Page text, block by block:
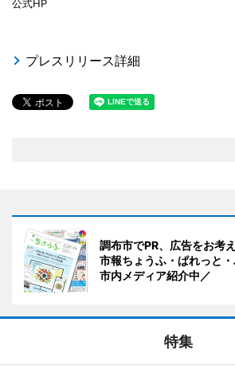
公式HP
プレスリリース詳細
調布市でPR、広告をお考
市報ちょうふ・ぱれっと
市内メディア紹介中／
特集